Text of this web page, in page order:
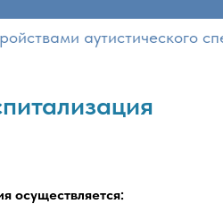
аутистического
осуществляется: